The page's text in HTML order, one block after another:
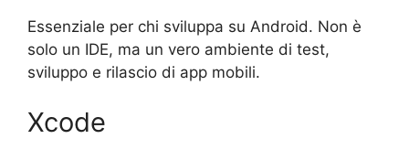
Essenziale per chi sviluppa su Android. Non è
solo un IDE, ma un vero ambiente di test,
sviluppo e rilascio di app mobili.
Xcode